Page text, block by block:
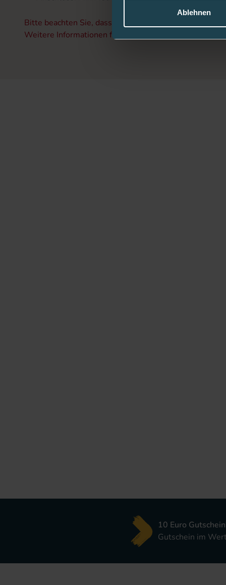
Ablehnen
Bitte beachten Sie, dass Kunststoff- (Soft-) Kanülen
Weitere Informationen finden Sie in der
10 Euro
Gutschein im